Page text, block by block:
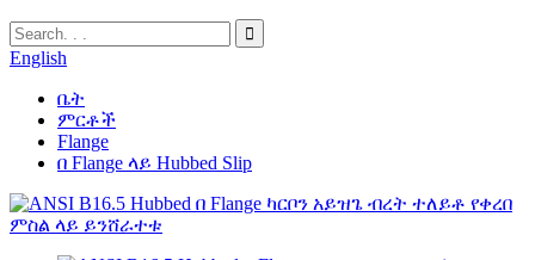
English
ቤት
ምርቶች
Flange
በ Flange ላይ Hubbed Slip